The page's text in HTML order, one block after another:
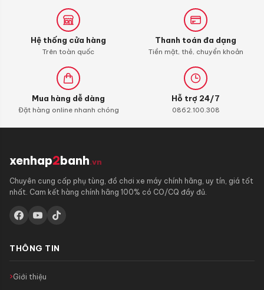
Hệ thống cửa hàng
Trên toàn quốc
Thanh toán đa dạng
Tiền mặt, thẻ, chuyển khoản
Mua hàng dễ dàng
Đặt hàng online nhanh chóng
Hỗ trợ 24/7
0862.100.308
xenhap2banh.vn
Chuyên cung cấp phụ tùng, đồ chơi xe máy chính hãng, uy tín, giá tốt
nhất. Cam kết hàng chính hãng 100% có CO/CQ đầy đủ.
THÔNG TIN
Giới thiệu